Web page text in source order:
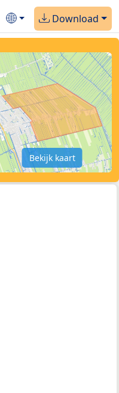
Download
Bekijk kaart